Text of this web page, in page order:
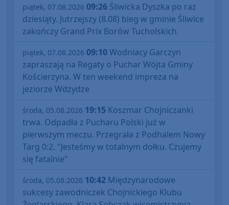
piątek, 07.08.2026 09:26 Śliwicka Dyszka po raz
dziesiąty. Jutrzejszy (8.08) bieg w gminie Śliwice
zakończy Grand Prix Borów Tucholskich
piątek, 07.08.2026 09:10Wodniacy Garczyn
zapraszają na Regaty o Puchar Wójta Gminy
Kościerzyna. W ten weekend impreza na
jeziorze Wdzydze
środa, 05.08.2026 19:15 Koszmar Chojniczanki
trwa. Odpadła z Pucharu Polski już w
pierwszym meczu. Przegrała z Podhalem Nowy
Targ 0:2. "Jesteśmy w totalnym dołku. Czujemy
się fatalnie"
środa, 05.08.2026 10:42 Międzynarodowe
sukcesy zawodniczek Chojnickiego Klubu